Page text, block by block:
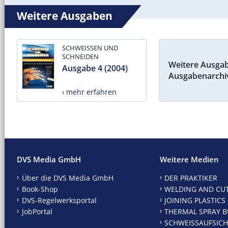
Weitere Ausgaben
SCHWEISSEN UND
SCHNEIDEN
Ausgabe 4 (2004)
› mehr erfahren
Weitere
DVS Media GmbH
Über die DVS Media GmbH
Book-Shop
DVS-Regelwerksportal
JobPortal
Weitere Medien
DER PRAKTIKER
WELDING AND
JOINING PLASTICS
THERMAL SPRAY